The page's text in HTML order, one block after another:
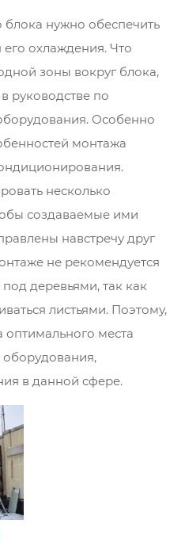
нужно обеспечить
охлаждения. Что
зоны вокруг блока,
руководстве по
Особенно
монтажа
несколько
создаваемые ими
навстречу друг
не рекомендуется
деревьями, так как
листьями. Поэтому,
места
в данной сфере.